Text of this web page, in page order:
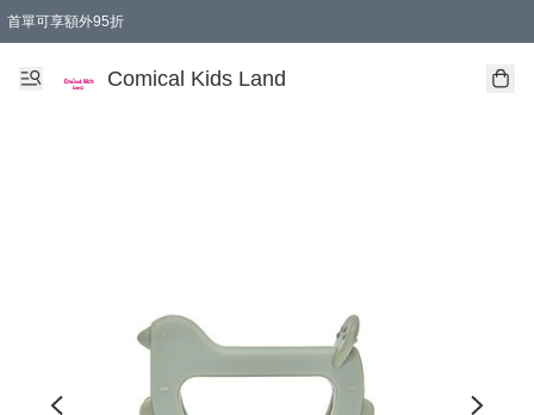
首單可享額外95折
Comical Kids Land